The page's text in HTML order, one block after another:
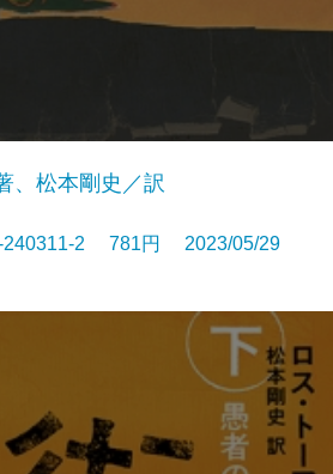
、松本剛史／訳
240311-2 781円 2023/05/29